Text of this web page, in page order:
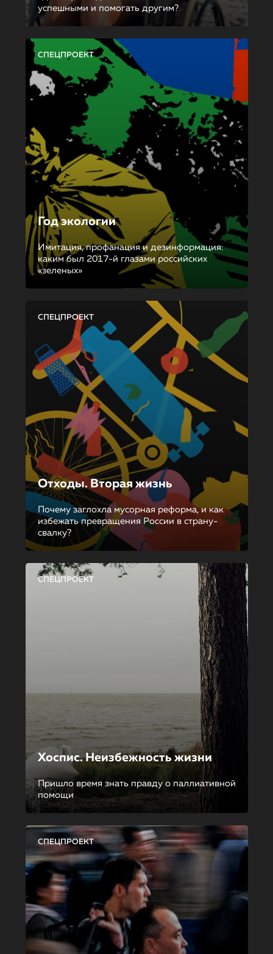
успешными и помогать другим?
СПЕЦПРОЕКТ
Год экологии
Имитация, профанация и дезинформация:
каким был 2017-й глазами российских
«зеленых»
СПЕЦПРОЕКТ
Отходы. Вторая жизнь
Почему заглохла мусорная реформа, и как
избежать превращения России в страну-
свалку?
СПЕЦПРОЕКТ
Хоспис. Неизбежность жизни
Пришло время знать правду о паллиативной
помощи
СПЕЦПРОЕКТ